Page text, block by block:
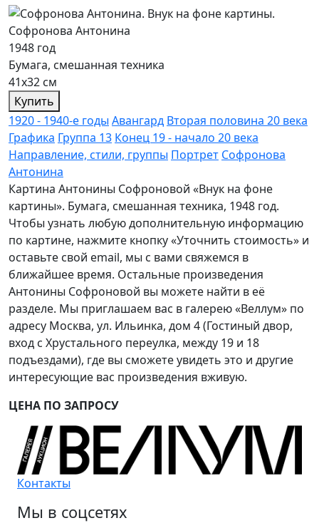
Софронова Антонина
1948 год
Бумага, смешанная техника
41х32 см
Купить
1920 - 1940-е годы Авангард Вторая половина 20 века
Графика Группа 13 Конец 19 - начало 20 века
Направление, стили, группы Портрет Софронова
Антонина
Картина Антонины Софроновой «Внук на фоне
картины». Бумага, смешанная техника, 1948 год.
Чтобы узнать любую дополнительную информацию
по картине, нажмите кнопку «Уточнить стоимость» и
оставьте свой email, мы с вами свяжемся в
ближайшее время. Остальные произведения
Антонины Софроновой вы можете найти в её
разделе. Мы приглашаем вас в галерею «Веллум» по
адресу Москва, ул. Ильинка, дом 4 (Гостиный двор,
вход с Хрустального переулка, между 19 и 18
подъездами), где вы сможете увидеть это и другие
интересующие вас произведения вживую.
ЦЕНА ПО ЗАПРОСУ
Контакты
Мы в соцсетях